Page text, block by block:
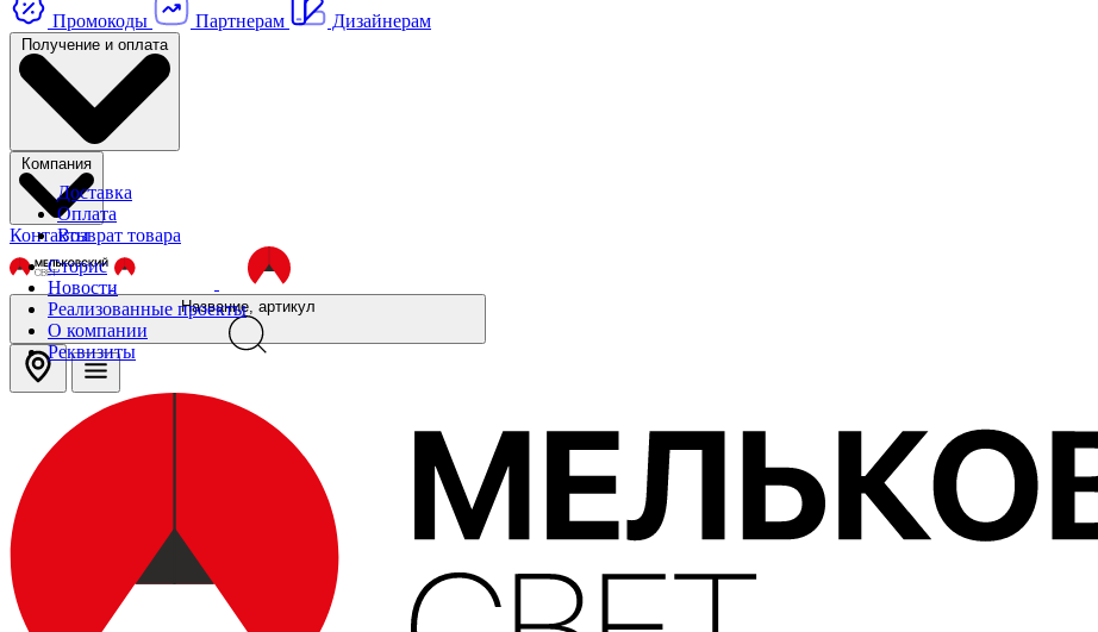
Промокоды Партнерам Дизайнерам
Получение и оплата
Доставка
Оплата
Возврат товара
Компания
Сторис
Новости
Реализованные проекты
О компании
Реквизиты
Контакты
Название, артикул